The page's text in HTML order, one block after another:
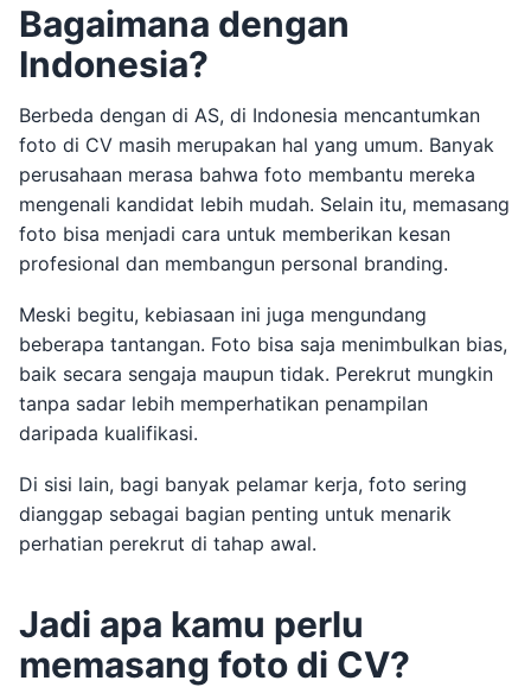
Bagaimana dengan
Indonesia?
Berbeda dengan di AS, di Indonesia mencantumkan
foto di CV masih merupakan hal yang umum. Banyak
perusahaan merasa bahwa foto membantu mereka
mengenali kandidat lebih mudah. Selain itu, memasang
foto bisa menjadi cara untuk memberikan kesan
profesional dan membangun personal branding.
Meski begitu, kebiasaan ini juga mengundang
beberapa tantangan. Foto bisa saja menimbulkan bias,
baik secara sengaja maupun tidak. Perekrut mungkin
tanpa sadar lebih memperhatikan penampilan
daripada kualifikasi.
Di sisi lain, bagi banyak pelamar kerja, foto sering
dianggap sebagai bagian penting untuk menarik
perhatian perekrut di tahap awal.
Jadi apa kamu perlu
memasang foto di CV?